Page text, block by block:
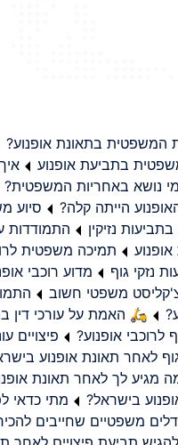
המשפטית בתאונת אופנוע?
בתביעת אופנוע
נושא באחריות המשפטית?
הייתה קלה?
סיוע
נזיקין
התמודדות
תמיכה משפטית
נזקי גוף
מדוע רוכבי
משפטי חשוב
🛵 האמת על עורכי דין
אופנוע?
פיצויים
לאחר תאונת אופנוע
מגיע לך לאחר תאונת
בישראל?
מתי כדאי
משפטיים שחייבים